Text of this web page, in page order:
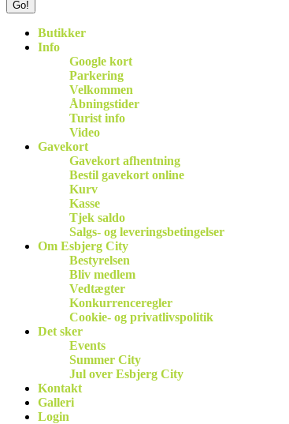
Butikker
Info
Google kort
Parkering
Velkommen
Åbningstider
Turist info
Video
Gavekort
Gavekort afhentning
Bestil gavekort online
Kurv
Kasse
Tjek saldo
Salgs- og leveringsbetingelser
Om Esbjerg City
Bestyrelsen
Bliv medlem
Vedtægter
Konkurrenceregler
Cookie- og privatlivspolitik
Det sker
Events
Summer City
Jul over Esbjerg City
Kontakt
Galleri
Login